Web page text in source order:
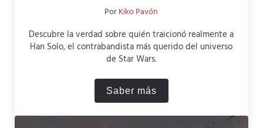
PorKiko Pavón
Descubre la verdad sobre quién traicionó realmente a
Han Solo, el contrabandista más querido del universo
de Star Wars.
Saber más¿Quién traicionó a Han